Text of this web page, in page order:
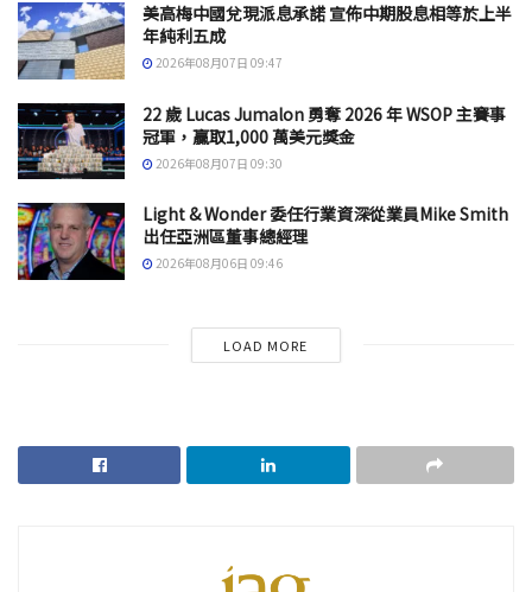
美高梅中國兌現派息承諾 宣佈中期股息相等於上半
年純利五成
2026年08月07日 09:47
22 歲 Lucas Jumalon 勇奪 2026 年 WSOP 主賽事
冠軍，贏取1,000 萬美元獎金
2026年08月07日 09:30
Light & Wonder 委任行業資深從業員Mike Smith
出任亞洲區董事總經理
2026年08月06日 09:46
LOAD MORE